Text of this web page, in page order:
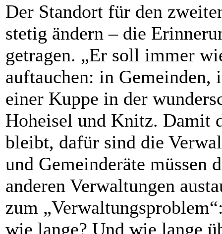
Der Standort für den
stetig ändern – die
getragen. „Er soll immer
auftauchen: in Gemeinden,
einer Kuppe in der
Hoheisel und Knitz. Damit
bleibt, dafür sind die
und Gemeinderäte müssen
anderen Verwaltungen
zum
wie lange? Und wie lange